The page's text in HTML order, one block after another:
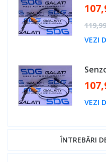
119,99
VEZI
VEZI
ÎNTREBĂRI